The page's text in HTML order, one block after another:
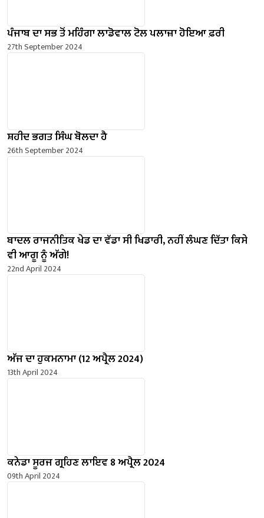
ਪੰਜਾਬ ਦਾ ਸਭ ਤੋਂ ਮਹਿੰਗਾ ਲਾਡੋਵਾਲ ਟੋਲ ਪਲਾਜ਼ਾ ਹੋਇਆ ਫ਼ਰੀ
27th September 2024
ਸ਼ਹੀਦ ਭਗਤ ਸਿੰਘ ਬੋਲਦਾ ਹੈ
26th September 2024
ਬਾਦਲ ਰਾਜਨੀਤਿਕ ਖੇਡ ਦਾ ਵੱਡਾ ਸੀ ਖਿਡਾਰੀ, ਨਹੀਂ ਲੰਘਣ ਦਿੱਤਾ ਕਿਸੇ
ਵੀ ਆਗੂ ਨੂੰ ਅੱਗੇ!
22nd April 2024
ਅੱਜ ਦਾ ਹੁਕਮਨਾਮਾ (12 ਅਪ੍ਰੈਲ 2024)
13th April 2024
ਕਨੇਡਾ ਸੂਰਜ ਗ੍ਰਹਿਣ ਲਾਇਵ 8 ਅਪ੍ਰੈਲ 2024
09th April 2024